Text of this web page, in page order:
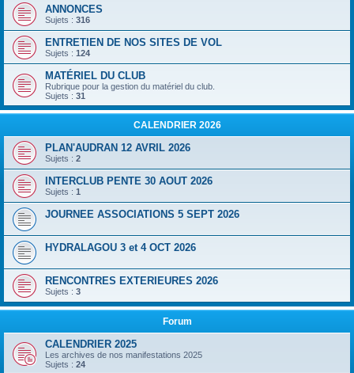
ANNONCES
Sujets : 316
ENTRETIEN DE NOS SITES DE VOL
Sujets : 124
MATÉRIEL DU CLUB
Rubrique pour la gestion du matériel du club.
Sujets : 31
CALENDRIER 2026
PLAN'AUDRAN 12 AVRIL 2026
Sujets : 2
INTERCLUB PENTE 30 AOUT 2026
Sujets : 1
JOURNEE ASSOCIATIONS 5 SEPT 2026
HYDRALAGOU 3 et 4 OCT 2026
RENCONTRES EXTERIEURES 2026
Sujets : 3
Forum
CALENDRIER 2025
Les archives de nos manifestations 2025
Sujets : 24